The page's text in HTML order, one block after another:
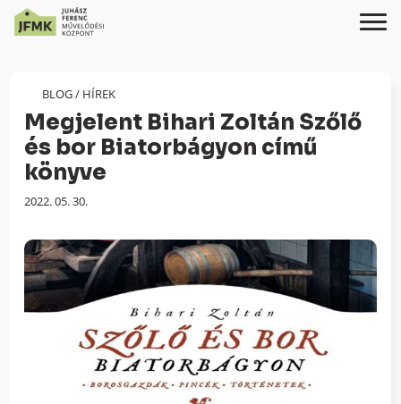
Content
navigációhoz
BLOG/ HÍREK
Megjelent Bihari Zoltán Szőlő
és bor Biatorbágyon című
könyve
Megjelenés
2022. 05. 30.